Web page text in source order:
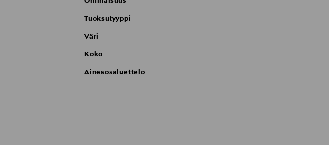
Tuoksutyyppi
Väri
Koko
Ainesosaluettelo